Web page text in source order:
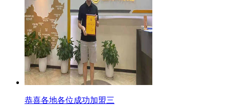
恭喜各地各位成功加盟三